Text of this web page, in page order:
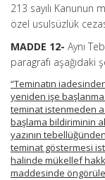
213 sayılı
özel usulsüzlük
MADDE 12- Aynı
paragrafı aşağıdaki
“Teminatın
yeniden işe
teminat istenmeden
başlama bildiriminin
yazının
teminat göstermesi
halinde mükellef
maddesinde